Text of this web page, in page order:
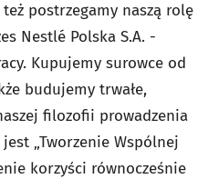
postrzegamy naszą rolę
Nestlé Polska S.A. -
Kupujemy surowce od
budujemy trwałe,
filozofii prowadzenia
„Tworzenie Wspólnej
korzyści równocześnie